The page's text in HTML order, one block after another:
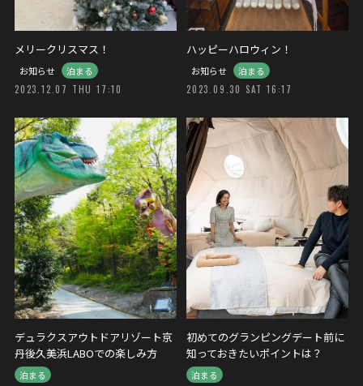
メリークリスマス！
お知らせ
泊まる
2023.12.07 THU 17:10
ハッピーハロウィン！
お知らせ
泊まる
2023.09.30 SAT 16:17
デュラクスアウトドアリゾート京
丹後久美浜LABOでの楽しみ方
泊まる
初めてのグランピングデート前に
知っておきたいポイントは？
泊まる